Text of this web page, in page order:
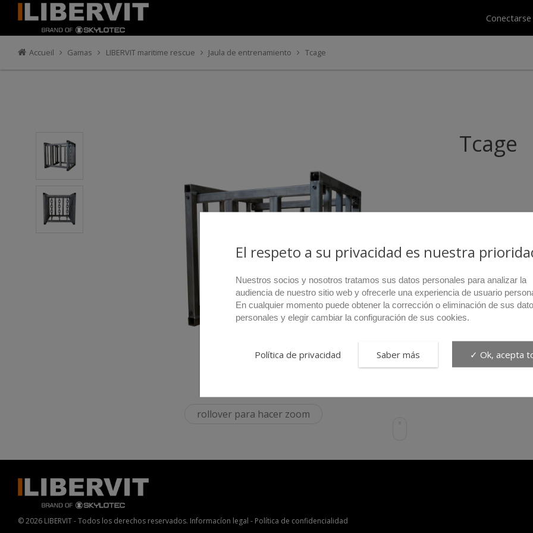
Conectarse
Accueil Gamas LIBERVIT maritime rescue Jaula de entrenamiento Tcage
rollover para hacer zoom
Tcage
Saber más
© 2026 LIBERVIT - Todos los derechos reservados. Informacíon legal - Política de confidencialidad
El respeto a su privacidad es nuestra
Nuestros socios y nosotros tratamos sus datos personales para analizar la
audiencia de nuestro sitio web y ofrecerle una experiencia de usuario
En cualquier momento puede obtener la corrección o eliminación de sus
personales y elegir cambiar la configuración de sus cookies.
Política de privacidad Saber más ✓ Ok, acepta